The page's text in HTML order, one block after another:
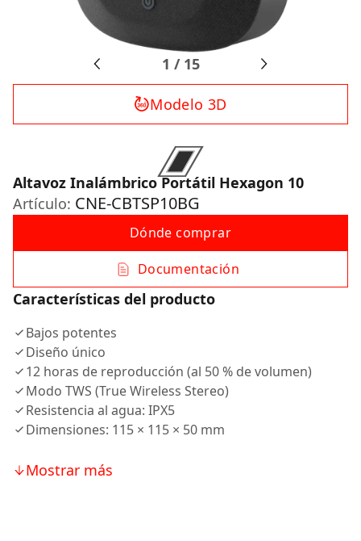
1 / 15
Modelo 3D
Altavoz Inalámbrico Portátil Hexagon 10
Artículo: CNE-CBTSP10BG
Dónde comprar
Documentación
Características del producto
Bajos potentes
Diseño único
12 horas de reproducción (al 50 % de volumen)
Modo TWS (True Wireless Stereo)
Resistencia al agua: IPX5
Dimensiones: 115 × 115 × 50 mm
Mostrar más